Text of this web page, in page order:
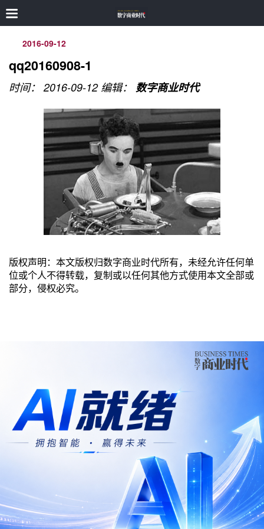
2016-09-12
qq20160908-1
时间： 2016-09-12 编辑： 数字商业时代
版权声明：本文版权归数字商业时代所有，未经允许任何单
位或个人不得转载，复制或以任何其他方式使用本文全部或
部分，侵权必究。